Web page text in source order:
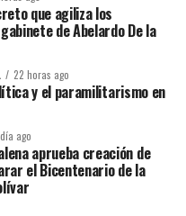
que agiliza los
de Abelardo De la
22 horas ago
y el paramilitarismo en
ago
aprueba creación de
el Bicentenario de la